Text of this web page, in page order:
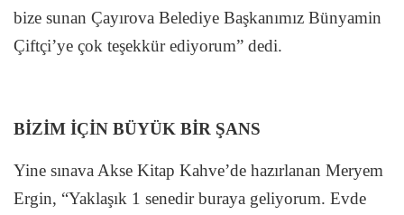
bize sunan Çayırova Belediye Başkanımız Bünyamin
Çiftçi’ye çok teşekkür ediyorum” dedi.
BİZİM İÇİN BÜYÜK BİR ŞANS
Yine sınava Akse Kitap Kahve’de hazırlanan Meryem
Ergin, “Yaklaşık 1 senedir buraya geliyorum. Evde